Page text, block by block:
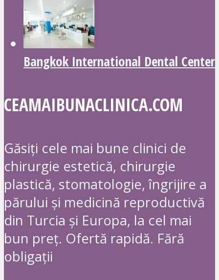
Bangkok International Dental Center
CEAMAIBUNACLINICA.COM
Găsiți cele mai bune clinici de
chirurgie estetică, chirurgie
plastică, stomatologie, îngrijire a
părului și medicină reproductivă
din Turcia și Europa, la cel mai
bun preț. Ofertă rapidă. Fără
obligații